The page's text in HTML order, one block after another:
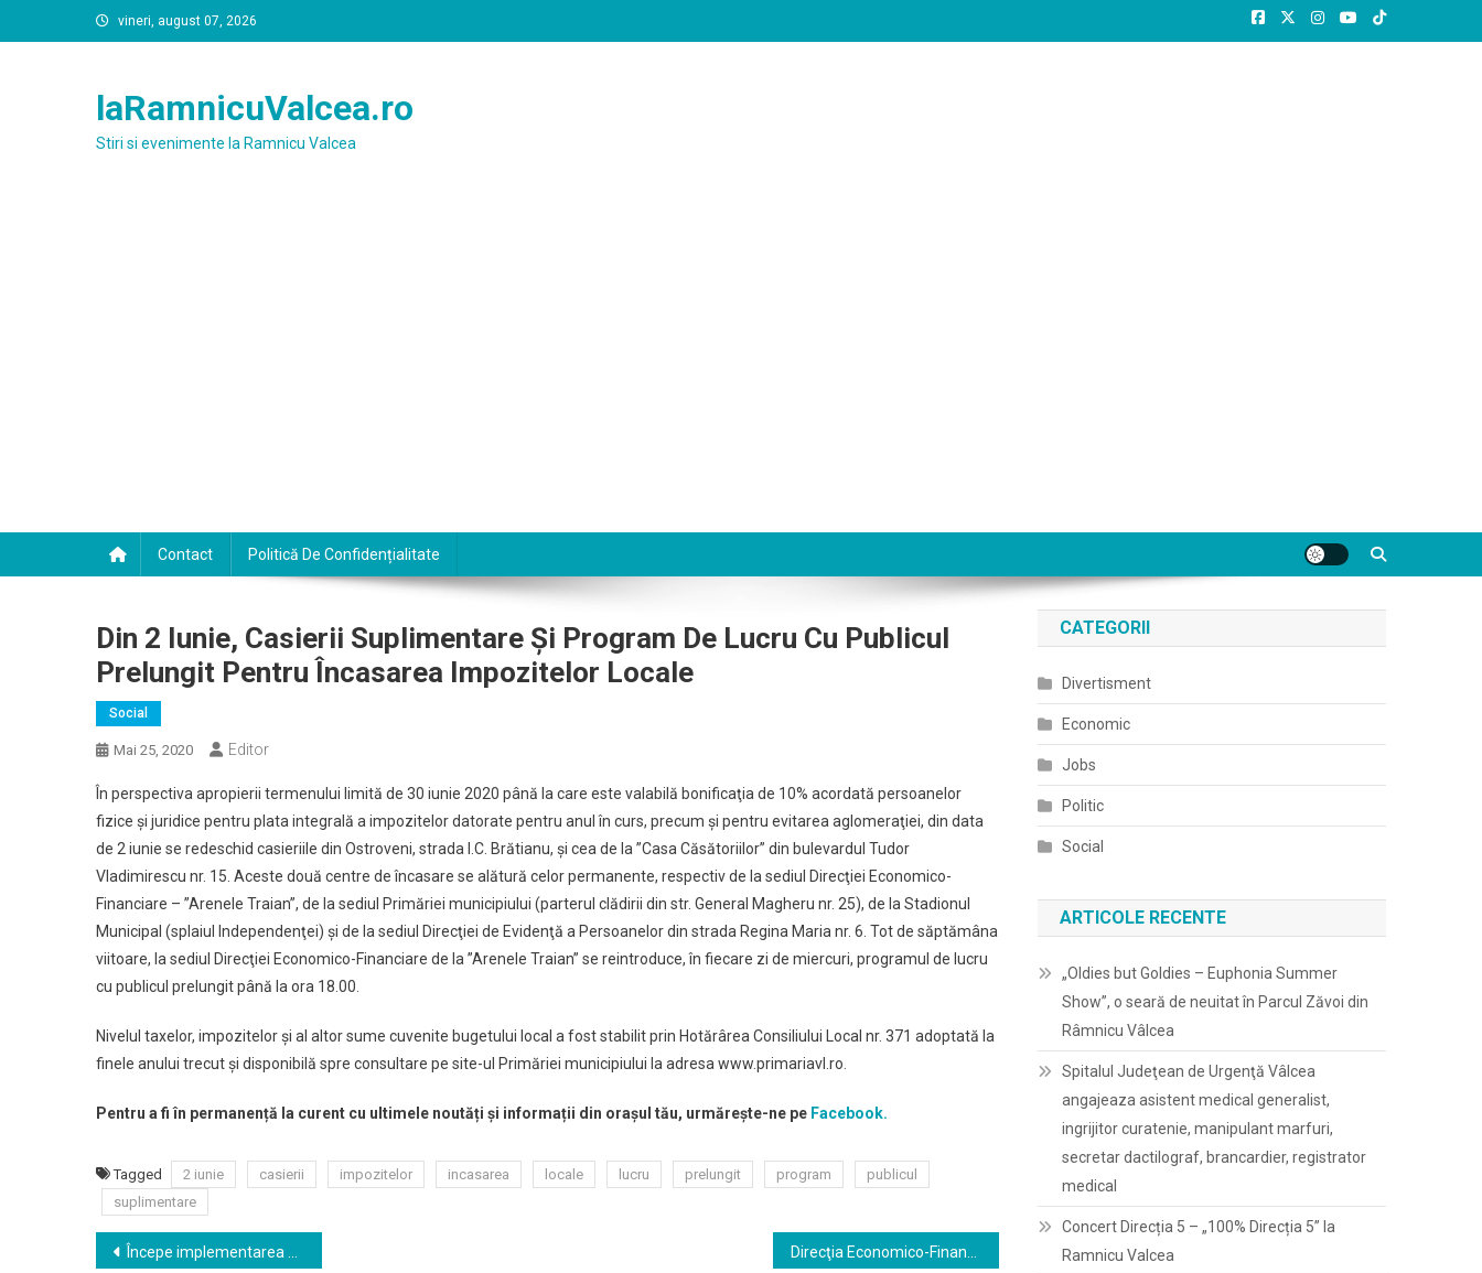
to
vineri, august 07, 2026
laRamnicuValcea.ro
Stiri si evenimente la Ramnicu Valcea
Contact Politică De Confidențialitate
Din 2 Iunie, Casierii Suplimentare Şi Program De Lucru Cu Publicul
Prelungit Pentru Încasarea Impozitelor Locale
Social
Mai 25, 2020 Editor
În perspectiva apropierii termenului limită de 30 iunie 2020 până la care este valabilă bonificaţia de 10% acordată persoanelor
fizice şi juridice pentru plata integrală a impozitelor datorate pentru anul în curs, precum şi pentru evitarea aglomeraţiei, din data
de 2 iunie se redeschid casieriile din Ostroveni, strada I.C. Brătianu, şi cea de la ”Casa Căsătoriilor” din bulevardul Tudor
Vladimirescu nr. 15. Aceste două centre de încasare se alătură celor permanente, respectiv de la sediul Direcţiei Economico-
Financiare – ”Arenele Traian”, de la sediul Primăriei municipiului (parterul clădirii din str. General Magheru nr. 25), de la Stadionul
Municipal (splaiul Independenţei) şi de la sediul Direcţiei de Evidenţă a Persoanelor din strada Regina Maria nr. 6. Tot de săptămâna
viitoare, la sediul Direcţiei Economico-Financiare de la ”Arenele Traian” se reintroduce, în fiecare zi de miercuri, programul de lucru
cu publicul prelungit până la ora 18.00.
Nivelul taxelor, impozitelor şi al altor sume cuvenite bugetului local a fost stabilit prin Hotărârea Consiliului Local nr. 371 adoptată la
finele anului trecut şi disponibilă spre consultare pe site-ul Primăriei municipiului la adresa www.primariavl.ro.
Pentru a fi în permanență la curent cu ultimele noutăți și informații din orașul tău, urmărește-ne pe Facebook.
Tagged 2 iunie casierii impozitelor incasarea locale lucru prelungit program
publicul
suplimentare
Navigare
Începe implementarea celui mai mare proiect din ultimele decenii în domeniul iluminatului public
CATEGORII
Divertisment
Economic
Jobs
Politic
Social
ARTICOLE RECENTE
„Oldies but Goldies – Euphonia Summer
Show”, o seară de neuitat în Parcul Zăvoi din
Râmnicu Vâlcea
Spitalul Judeţean de Urgenţă Vâlcea
angajeaza asistent medical generalist,
ingrijitor curatenie, manipulant marfuri,
secretar dactilograf, brancardier, registrator
medical
Concert Direcția 5 – „100% Direcția 5” la
Ramnicu Valcea